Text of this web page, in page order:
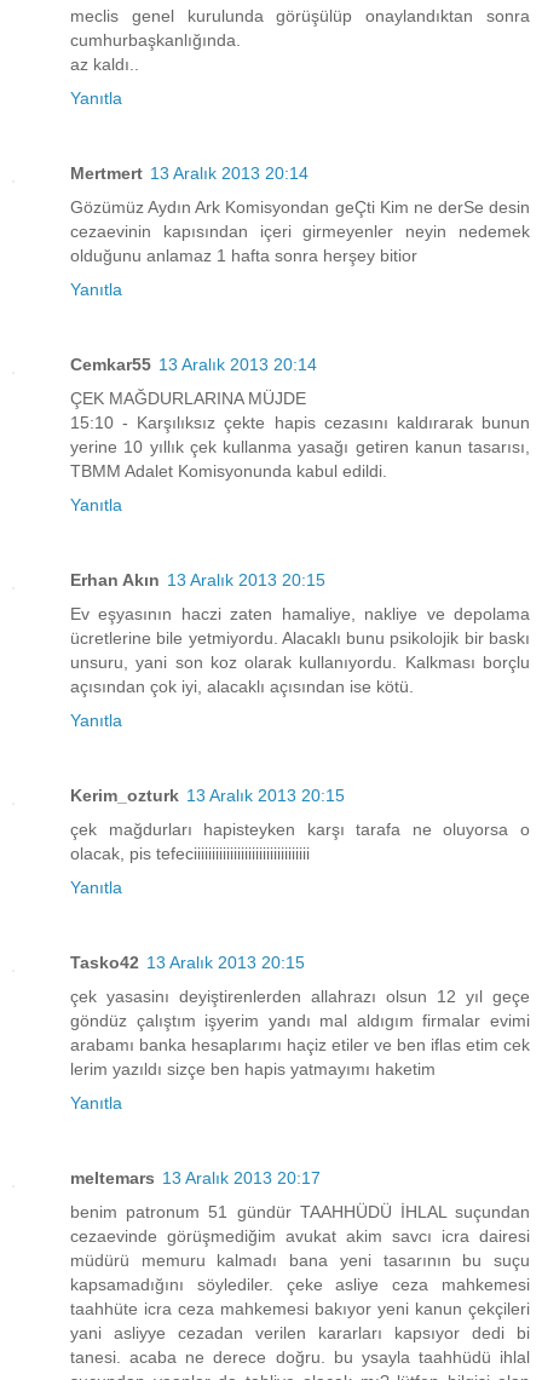
meclis genel kurulunda görüşülüp onaylandıktan sonra
cumhurbaşkanlığında.
az kaldı..
Yanıtla
Mertmert 13 Aralık 2013 20:14
Gözümüz Aydın Ark Komisyondan geÇti Kim ne derSe desin
cezaevinin kapısından içeri girmeyenler neyin nedemek
olduğunu anlamaz 1 hafta sonra herşey bitior
Yanıtla
Cemkar55 13 Aralık 2013 20:14
ÇEK MAĞDURLARINA MÜJDE
15:10 - Karşılıksız çekte hapis cezasını kaldırarak bunun
yerine 10 yıllık çek kullanma yasağı getiren kanun tasarısı,
TBMM Adalet Komisyonunda kabul edildi.
Yanıtla
Erhan Akın 13 Aralık 2013 20:15
Ev eşyasının haczi zaten hamaliye, nakliye ve depolama
ücretlerine bile yetmiyordu. Alacaklı bunu psikolojik bir baskı
unsuru, yani son koz olarak kullanıyordu. Kalkması borçlu
açısından çok iyi, alacaklı açısından ise kötü.
Yanıtla
Kerim_ozturk 13 Aralık 2013 20:15
çek mağdurları hapisteyken karşı tarafa ne oluyorsa o
olacak, pis tefeciiiiiiiiiiiiiiiiiiiiiiiiiiiiiiii
Yanıtla
Tasko42 13 Aralık 2013 20:15
çek yasasinı deyiştirenlerden allahrazı olsun 12 yıl geçe
göndüz çalıştım işyerim yandı mal aldıgım firmalar evimi
arabamı banka hesaplarımı haçiz etiler ve ben iflas etim cek
lerim yazıldı sizçe ben hapis yatmayımı haketim
Yanıtla
meltemars 13 Aralık 2013 20:17
benim patronum 51 gündür TAAHHÜDÜ İHLAL suçundan
cezaevinde görüşmediğim avukat akim savcı icra dairesi
müdürü memuru kalmadı bana yeni tasarının bu suçu
kapsamadığını söylediler. çeke asliye ceza mahkemesi
taahhüte icra ceza mahkemesi bakıyor yeni kanun çekçileri
yani asliyye cezadan verilen kararları kapsıyor dedi bi
tanesi. acaba ne derece doğru. bu ysayla taahhüdü ihlal